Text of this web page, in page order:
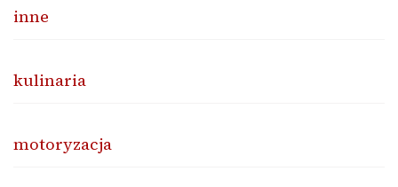
inne
kulinaria
motoryzacja